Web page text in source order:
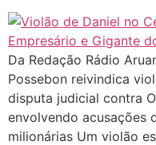
Da Redação Rádio
Possebon reivindica
disputa judicial contra
envolvendo acusações
milionárias Um violão